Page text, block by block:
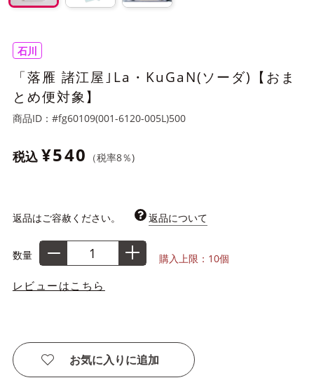
石川
「落雁 諸江屋｣La・KuGaN(ソーダ)【おま
とめ便対象】
商品ID： #fg60109(001-6120-005L)500
税込 ¥540 （税率8％)
返品はご容赦ください。 返品について
数量 購入上限：10個
レビューはこちら
お気に入りに追加